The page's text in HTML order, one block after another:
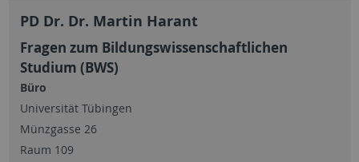
PD Dr. Dr. Martin Harant
Fragen zum Bildungswissenschaftlichen
Studium (BWS)
Büro
Universität Tübingen
Münzgasse 26
Raum 109